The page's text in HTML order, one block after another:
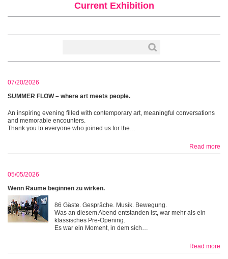
Current Exhibition
07/20/2026
SUMMER FLOW – where art meets people.
An inspiring evening filled with contemporary art, meaningful conversations
and memorable encounters.
Thank you to everyone who joined us for the…
Read more
05/05/2026
Wenn Räume beginnen zu wirken.
86 Gäste. Gespräche. Musik. Bewegung.
Was an diesem Abend entstanden ist, war mehr als ein
klassisches Pre-Opening.
Es war ein Moment, in dem sich…
Read more